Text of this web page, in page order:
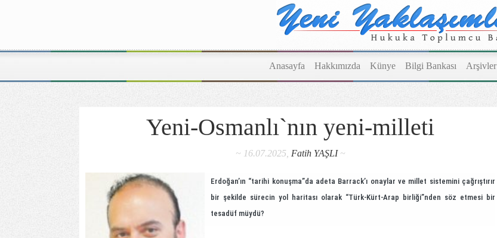
Anasayfa Hakkımızda Künye Bilgi Bankası Arşivler
Yeni-Osmanlı`nın yeni-milleti
~ 16.07.2025, Fatih YAŞLI~
Erdoğan’ın “tarihi konuşma”da adeta Barrack’ı onaylar ve millet sistemini çağrıştırır
bir şekilde sürecin yol haritası olarak “Türk-Kürt-Arap birliği”nden söz etmesi bir
tesadüf müydü?